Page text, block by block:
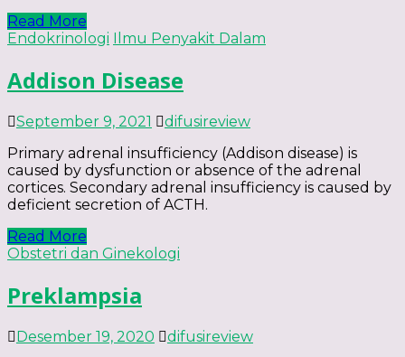
Read More
Endokrinologi
Ilmu Penyakit Dalam
Addison Disease
September 9, 2021
difusireview
Primary adrenal insufficiency (Addison disease) is
caused by dysfunction or absence of the adrenal
cortices. Secondary adrenal insufficiency is caused by
deficient secretion of ACTH.
Read More
Obstetri dan Ginekologi
Preklampsia
Desember 19, 2020
difusireview